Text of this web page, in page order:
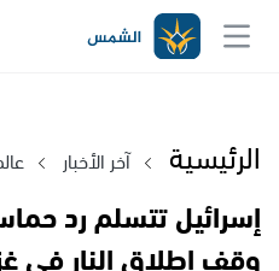
الرئيسية آخر الأخبار
إسرائيل تتسلم رد
وقف إطلاق النار في